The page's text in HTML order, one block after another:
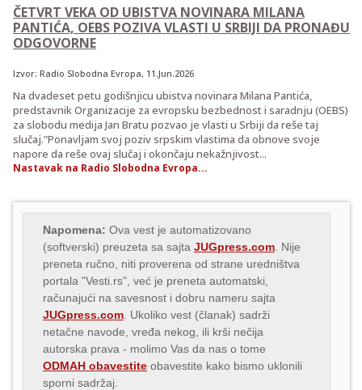
ČETVRT VEKA OD UBISTVA NOVINARA MILANA
PANTIĆA, OEBS POZIVA VLASTI U SRBIJI DA PRONAĐU
ODGOVORNE
Izvor: Radio Slobodna Evropa, 11.Jun.2026
Na dvadeset petu godišnjicu ubistva novinara Milana Pantića,
predstavnik Organizacije za evropsku bezbednost i saradnju (OEBS)
za slobodu medija Jan Bratu pozvao je vlasti u Srbiji da reše taj
slučaj."Ponavljam svoj poziv srpskim vlastima da obnove svoje
napore da reše ovaj slučaj i okončaju nekažnjivost...
Nastavak na Radio Slobodna Evropa...
Napomena: Ova vest je automatizovano
(softverski) preuzeta sa sajta JUGpress.com . Nije
preneta ručno, niti proverena od strane uredništva
portala "Vesti.rs", već je preneta automatski,
računajući na savesnost i dobru nameru sajta
JUGpress.com . Ukoliko vest (članak) sadrži
netačne navode, vređa nekog, ili krši nečija
autorska prava - molimo Vas da nas o tome
ODMAH obavestite obavestite kako bismo uklonili
sporni sadržaj.